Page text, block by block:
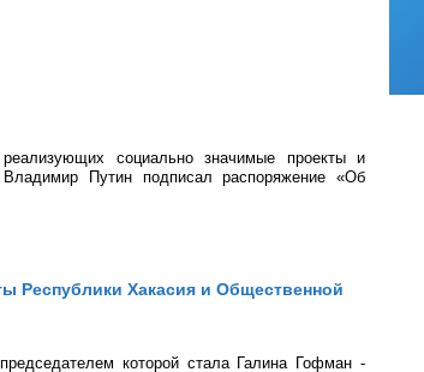
реализующих социально значимые проекты и
Путин подписал распоряжение «Об
Республики Хакасия и Общественной
которой стала Галина Гофман -